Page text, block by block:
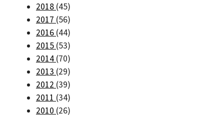
2018 (45)
2017 (56)
2016 (44)
2015 (53)
2014 (70)
2013 (29)
2012 (39)
2011 (34)
2010 (26)